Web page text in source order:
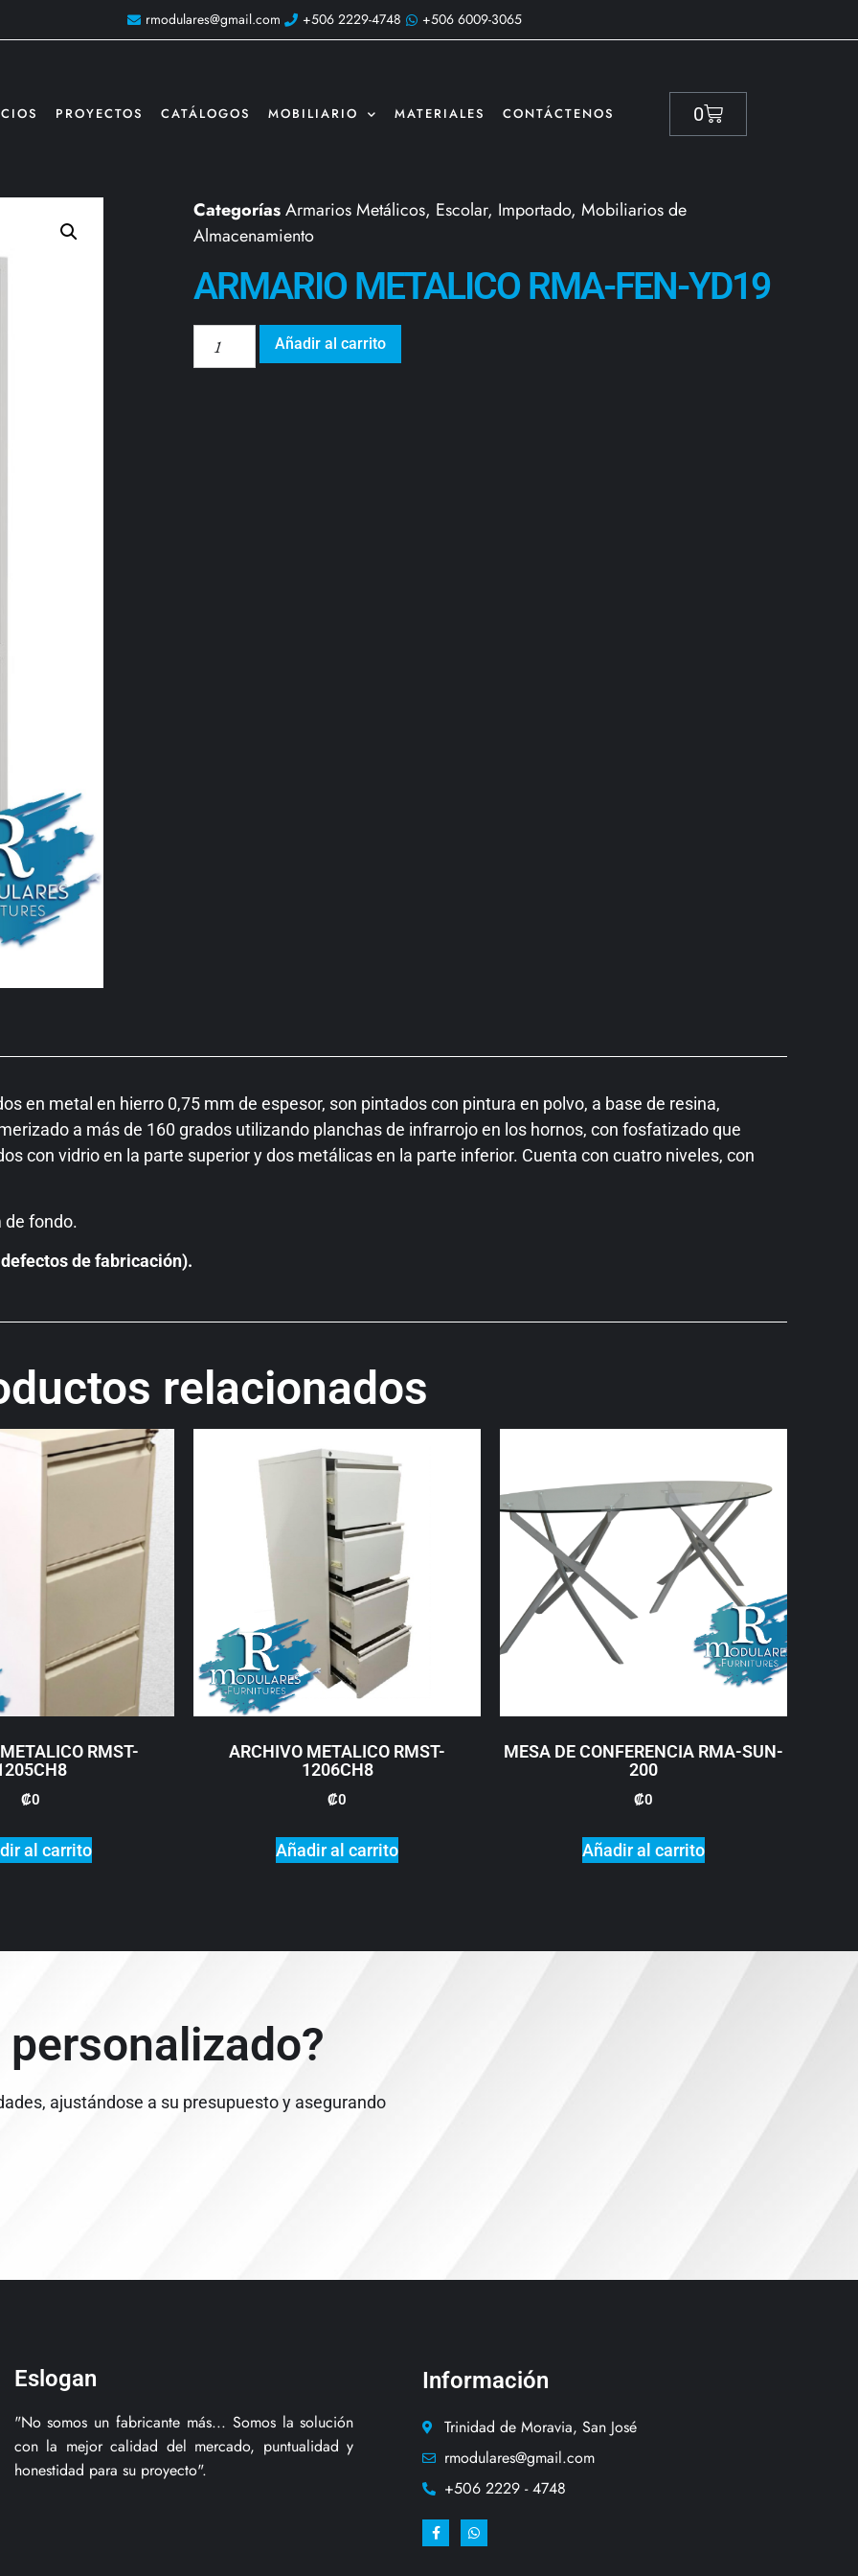
rmodulares@gmail.com +506 2229-4748 +506 6009-3065
PROYECTOS CATÁLOGOS MOBILIARIO MATERIALES CONTÁCTENOS 0
CategoríasArmarios Metálicos, Escolar, Importado, Mobiliarios de
Almacenamiento
ARMARIO METALICO RMA-FEN-YD19
Añadir al carrito
en metal en hierro 0,75 mm de espesor, son pintados con pintura en polvo, a base de resina,
a más de 160 grados utilizando planchas de infrarrojo en los hornos, con fosfatizado que
con vidrio en la parte superior y dos metálicas en la parte inferior. Cuenta con cuatro niveles, con
de fondo.
de fabricación).
relacionados
RMST-
₡0
al carrito
ARCHIVO METALICO RMST-
1206CH8
₡0
Añadir al carrito
MESA DE CONFERENCIA RMA-SUN-
200
₡0
Añadir al carrito
ajustándose a su presupuesto y asegurando
Eslogan
"No somos un fabricante más... Somos la solución
con la mejor calidad del mercado, puntualidad y
honestidad para su proyecto".
Información
Trinidad de Moravia, San José
rmodulares@gmail.com
+506 2229 - 4748